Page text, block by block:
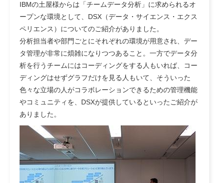
IBMの土屋様からは「チームデータ分析」に求められるオ
ープンな環境として、DSX（データ・サイエンス・エクス
ペリエンス）についてのご紹介がありました。
分析担当者や部門ごとにそれぞれの環境が用意され、デー
タ管理が非常に煩雑になりつつあること。一方でデータ分
析を行うチームにはコーディングをする人もいれば、コー
ディングはせずグラフだけを見る人もいて、そういった
色々な立場の人がコラボレーションできるための管理機能
やコミュニティを、DSXが提供しているといったご紹介が
ありました。